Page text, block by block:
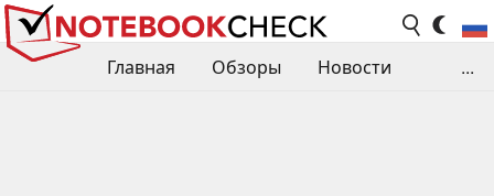
Главная Обзоры
Новости
...